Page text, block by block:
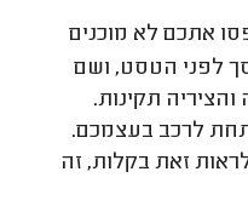
אתכם לא מוכנים
לפני הטסט, ושם
והציריה תקינות.
לרכב בעצמכם.
זאת בקלות, זה